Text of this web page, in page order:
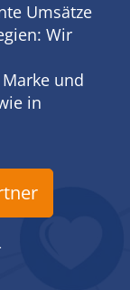
Umsätze
Wir
und
in